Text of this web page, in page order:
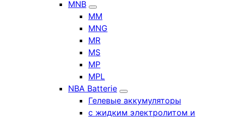
MNB
MM
MNG
MR
MS
MP
MPL
NBA Batterie
Гелевые аккумуляторы
с жидким электролитом и